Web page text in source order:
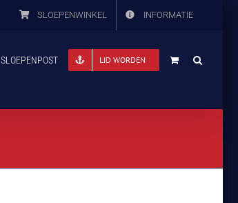
SLOEPENWINKEL INFORMATIE
SLOEPENPOST LID WORDEN